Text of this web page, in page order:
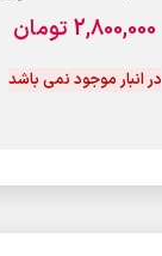
2,800,000 تومان
در انبار موجود نمی باشد